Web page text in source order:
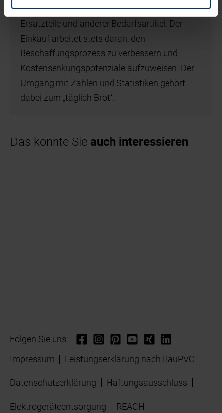
widerrufen.
Bereitstellung aller Produktionsmittel,
Ersatzteile und anderer Bedarfsartikel. Der
Einkauf arbeitet stets daran, den
Beschaffungsprozess zu verbessern und
Kostensenkungspotenziale aufzuweisen. Der
Umgang mit Zahlen und Statistiken gehört
dabei zum „täglich Brot“.
Das könnte Sie auch interessieren
Folgen Sie uns:
Impressum
Leistungserklärung nach BauPVO
Datenschutzerklärung Haftungsausschluss
Elektrogeräteentsorgung REACH